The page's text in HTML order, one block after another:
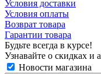
Условия доставки
Условия оплаты
Возврат товара
Гарантии товара
Будьте всегда в курсе!
Узнавайте о скидках и
Новости магазина